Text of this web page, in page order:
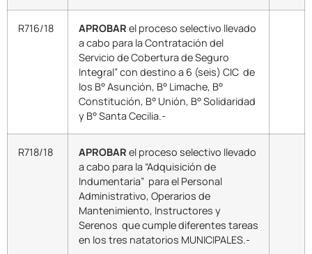
R716/18 APROBAR el proceso selectivo llevado
a cabo para la Contratación del
Servicio de Cobertura de Seguro
Integral” con destino a 6 (seis) CIC de
los B° Asunción, B° Limache, B°
Constitución, B° Unión, B° Solidaridad
y B° Santa Cecilia.-
R718/18 APROBAR el proceso selectivo llevado
a cabo para la “Adquisición de
Indumentaria” para el Personal
Administrativo, Operarios de
Mantenimiento, Instructores y
Serenos que cumple diferentes tareas
en los tres natatorios MUNICIPALES.-